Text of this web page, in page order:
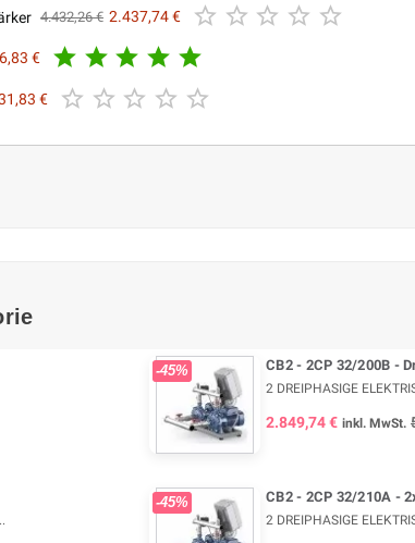
4.432,26 € 2.437,74 €     
€     
€     
-45% CB2 - 2CP 32/200B -
2 DREIPHASIGE
2.849,74 € inkl. MwSt.
-45% CB2 - 2CP 32/210A -
2 DREIPHASIGE